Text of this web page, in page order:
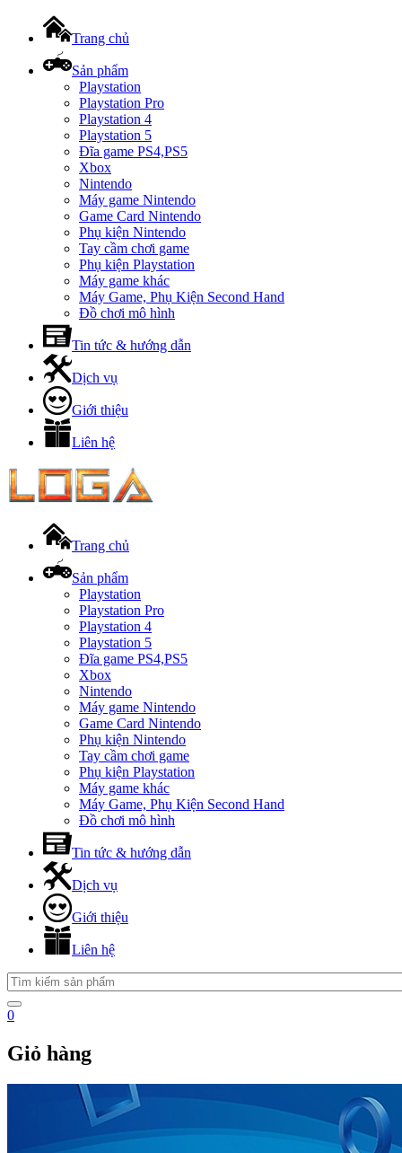
Trang chủ
Sản phẩm
Playstation
Playstation Pro
Playstation 4
Playstation 5
Đĩa game PS4,PS5
Xbox
Nintendo
Máy game Nintendo
Game Card Nintendo
Phụ kiện Nintendo
Tay cầm chơi game
Phụ kiện Playstation
Máy game khác
Máy Game, Phụ Kiện Second Hand
Đồ chơi mô hình
Tin tức & hướng dẫn
Dịch vụ
Giới thiệu
Liên hệ
Trang chủ
Sản phẩm
Playstation
Playstation Pro
Playstation 4
Playstation 5
Đĩa game PS4,PS5
Xbox
Nintendo
Máy game Nintendo
Game Card Nintendo
Phụ kiện Nintendo
Tay cầm chơi game
Phụ kiện Playstation
Máy game khác
Máy Game, Phụ Kiện Second Hand
Đồ chơi mô hình
Tin tức & hướng dẫn
Dịch vụ
Giới thiệu
Liên hệ
0
Giỏ hàng